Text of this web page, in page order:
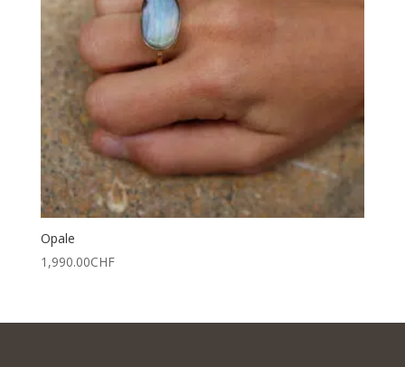
Opale
1,990.00CHF